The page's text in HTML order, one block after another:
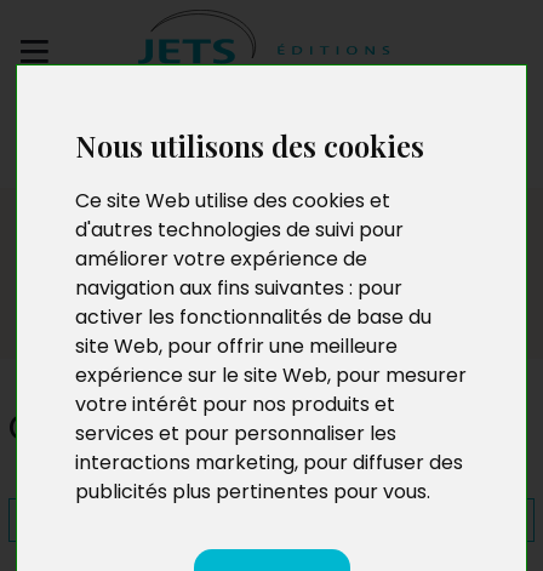
Nous utilisons des cookies
Ce site Web utilise des cookies et
d'autres technologies de suivi pour
améliorer votre expérience de
navigation aux fins suivantes : pour
activer les fonctionnalités de base du
site Web, pour offrir une meilleure
expérience sur le site Web, pour mesurer
votre intérêt pour nos produits et
services et pour personnaliser les
interactions marketing, pour diffuser des
publicités plus pertinentes pour vous.
manuscrit
Presse
Giovanni et la Perle sacrée